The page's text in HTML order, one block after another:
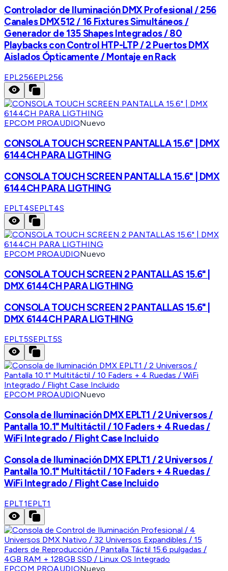
Controlador de Iluminación DMX Profesional / 256
Canales DMX512 / 16 Fixtures Simultáneos /
Generador de 135 Shapes Integrados / 80
Playbacks con Control HTP-LTP / 2 Puertos DMX
Aislados Ópticamente / Montaje en Rack
EPL256EPL256
EPCOM PROAUDIONuevo
CONSOLA TOUCH SCREEN PANTALLA 15.6" | DMX
6144CH PARA LIGTHING
CONSOLA TOUCH SCREEN PANTALLA 15.6" | DMX
6144CH PARA LIGTHING
EPLT4SEPLT4S
EPCOM PROAUDIONuevo
CONSOLA TOUCH SCREEN 2 PANTALLAS 15.6" |
DMX 6144CH PARA LIGTHING
CONSOLA TOUCH SCREEN 2 PANTALLAS 15.6" |
DMX 6144CH PARA LIGTHING
EPLT5SEPLT5S
EPCOM PROAUDIONuevo
Consola de Iluminación DMX EPLT1 / 2 Universos /
Pantalla 10.1" Multitáctil / 10 Faders + 4 Ruedas /
WiFi Integrado / Flight Case Incluido
Consola de Iluminación DMX EPLT1 / 2 Universos /
Pantalla 10.1" Multitáctil / 10 Faders + 4 Ruedas /
WiFi Integrado / Flight Case Incluido
EPLT1EPLT1
EPCOM PROAUDIONuevo